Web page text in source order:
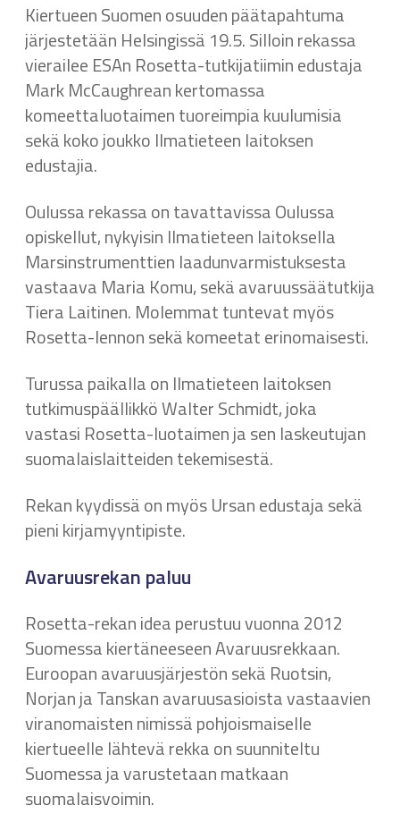
Kiertueen Suomen osuuden päätapahtuma
järjestetään Helsingissä 19.5. Silloin rekassa
vierailee ESAn Rosetta-tutkijatiimin edustaja
Mark McCaughrean kertomassa
komeettaluotaimen tuoreimpia kuulumisia
sekä koko joukko Ilmatieteen laitoksen
edustajia.
Oulussa rekassa on tavattavissa Oulussa
opiskellut, nykyisin Ilmatieteen laitoksella
Marsinstrumenttien laadunvarmistuksesta
vastaava Maria Komu, sekä avaruussäätutkija
Tiera Laitinen. Molemmat tuntevat myös
Rosetta-lennon sekä komeetat erinomaisesti.
Turussa paikalla on Ilmatieteen laitoksen
tutkimuspäällikkö Walter Schmidt, joka
vastasi Rosetta-luotaimen ja sen laskeutujan
suomalaislaitteiden tekemisestä.
Rekan kyydissä on myös Ursan edustaja sekä
pieni kirjamyyntipiste.
Avaruusrekan paluu
Rosetta-rekan idea perustuu vuonna 2012
Suomessa kiertäneeseen Avaruusrekkaan.
Euroopan avaruusjärjestön sekä Ruotsin,
Norjan ja Tanskan avaruusasioista vastaavien
viranomaisten nimissä pohjoismaiselle
kiertueelle lähtevä rekka on suunniteltu
Suomessa ja varustetaan matkaan
suomalaisvoimin.